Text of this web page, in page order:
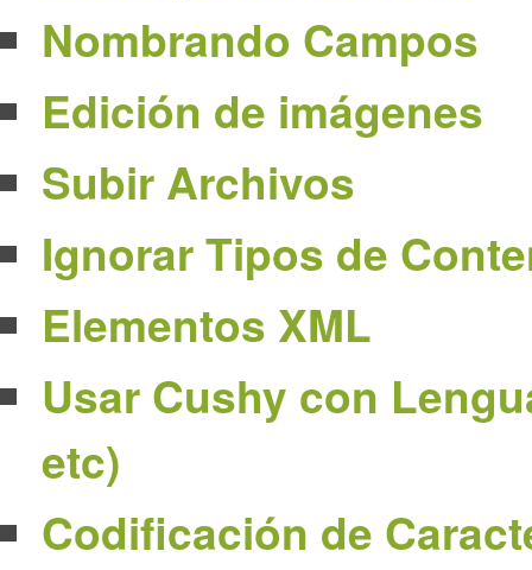
Nombrando Campos
Edición de imágenes
Subir Archivos
Ignorar Tipos de
Elementos XML
Usar Cushy con
etc)
Codificación de